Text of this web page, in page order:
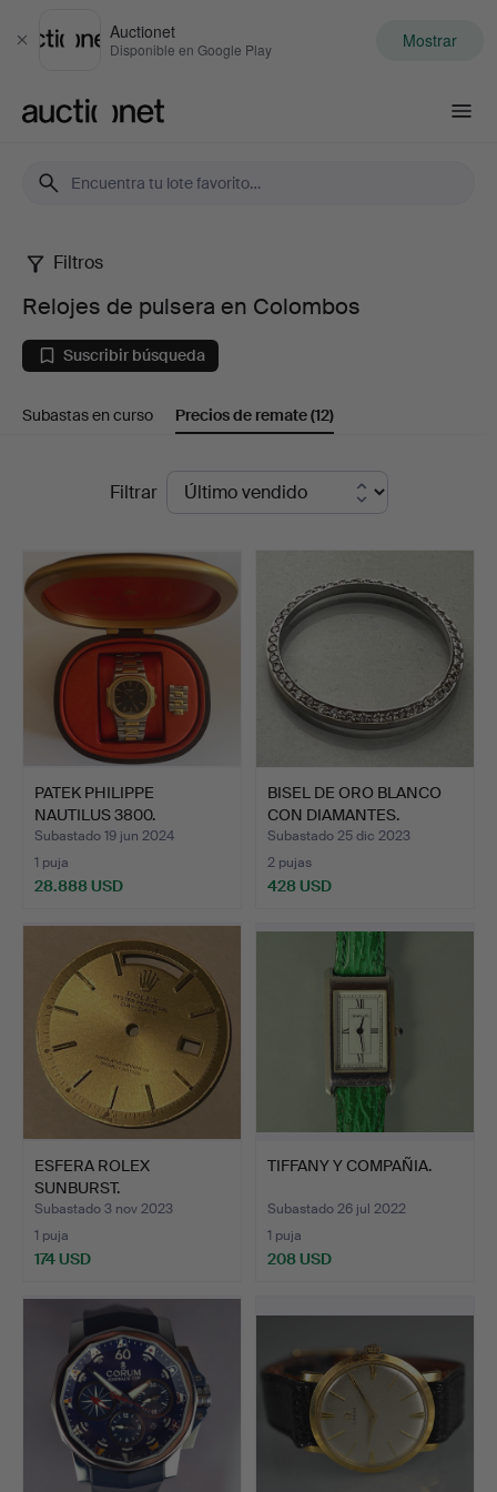
Cerrar
Auctionet
Disponible en Google Play Mostrar
Relojes
de
pulsera
en
Colombos
Filtros
Relojes de pulsera en Colombos
Suscribir búsqueda
Subastas en curso Precios de remate(12)
remate
Filtrar
PATEK PHILIPPE
NAUTILUS 3800.
Subastado 19 jun 2024
1 puja
28.888 USD
BISEL DE ORO BLANCO
CON DIAMANTES.
Subastado 25 dic 2023
2 pujas
428 USD
ESFERA ROLEX
SUNBURST.
Subastado 3 nov 2023
1 puja
174 USD
TIFFANY Y COMPAÑIA.
Subastado 26 jul 2022
1 puja
208 USD